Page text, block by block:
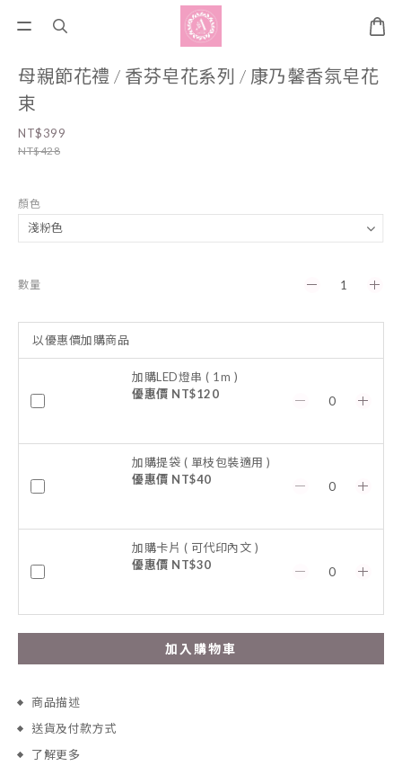
母親節花禮 / 香芬皂花系列 / 康乃馨香氛皂花
束
NT$399
NT$428
顏色
數量
以優惠價加購商品
加購LED燈串 ( 1m )
優惠價 NT$120
加購提袋 ( 單枝包裝適用 )
優惠價 NT$40
加購卡片 ( 可代印內文 )
優惠價 NT$30
加入購物車
商品描述
送貨及付款方式
了解更多